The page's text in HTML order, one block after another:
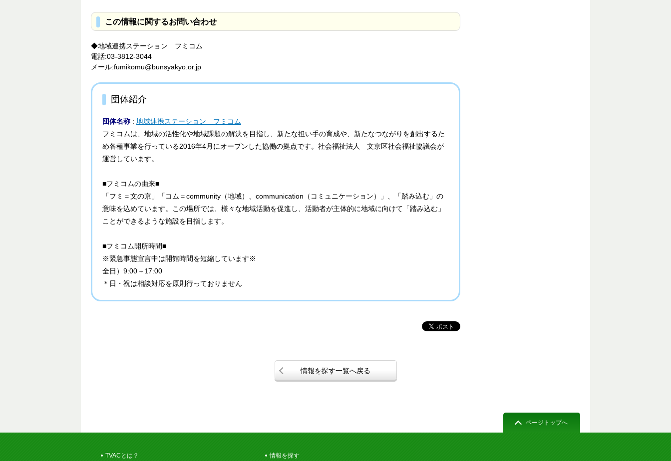
この情報に関するお問い合わせ
◆地域連携ステーション フミコム
電話:03-3812-3044
メール:fumikomu@bunsyakyo.or.jp
団体紹介
団体名称 : 地域連携ステーション フミコム
フミコムは、地域の活性化や地域課題の解決を目指し、新たな担い手の育成や、新たなつながりを創出するた
め各種事業を行っている2016年4月にオープンした協働の拠点です。社会福祉法人 文京区社会福祉協議会が
運営しています。
■フミコムの由来■
「フミ＝文の京」「コム＝community（地域）、communication（コミュニケーション）」、「踏み込む」の
意味を込めています。この場所では、様々な地域活動を促進し、活動者が主体的に地域に向けて「踏み込む」
ことができるような施設を目指します。
■フミコム開所時間■
※緊急事態宣言中は開館時間を短縮しています※
全日）9:00～17:00
＊日・祝は相談対応を原則行っておりません
情報を探す一覧へ戻る
TVACとは？ 情報を探す
ページトップへ